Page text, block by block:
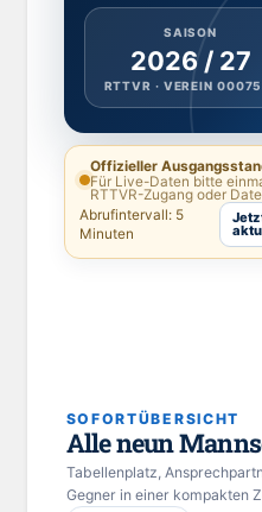
SAISON
2026 / 27
RTTVR · VEREIN
Offizieller
Für Live-Daten bitte
RTTVR-Zugang oder
Abrufintervall: 5
Minuten
SOFORTÜBERSICHT
Alle neun
Tabellenplatz,
Gegner in einer kompakten